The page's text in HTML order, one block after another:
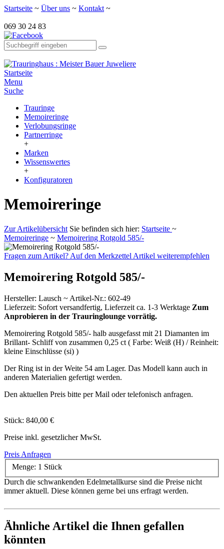
Startseite ~ Über uns ~ Kontakt ~
069 30 24 83
Startseite
Menu
Suche
Trauringe
Memoireringe
Verlobungsringe
Partnerringe
+
Marken
Wissenswertes
+
Konfiguratoren
Memoireringe
Zur Artikelübersicht Sie befinden sich hier: Startseite ~
Memoireringe ~ Memoirering Rotgold 585/-
Fragen zum Artikel? Auf den Merkzettel Artikel weiterempfehlen
Memoirering Rotgold 585/-
Hersteller: Lausch ~ Artikel-Nr.: 602-49
Lieferzeit: Sofort versandfertig, Lieferzeit ca. 1-3 Werktage Zum
Anprobieren in der Trauringlounge vorrätig.
Memoirering Rotgold 585/- halb ausgefasst mit 21 Diamanten im
Brillant- Schliff von zusammen 0,25 ct ( Farbe: Weiß (H) / Reinheit:
kleine Einschlüsse (si) )
Der Ring ist in der Weite 54 am Lager. Das Modell kann auch in
anderen Materialien gefertigt werden.
Den aktuellen Preis bitte per Mail oder telefonisch anfragen.
Stück: 840,00 €
Preise inkl. gesetzlicher MwSt.
Preis Anfragen
Menge: 1 Stück
Durch die schwankenden Edelmetallkurse sind die Preise nicht
immer aktuell. Diese können gerne bei uns erfragt werden.
Ähnliche Artikel die Ihnen gefallen
könnten